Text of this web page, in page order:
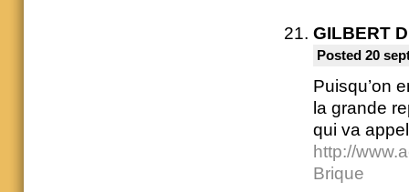
GILBERT
Posted 20
Puisqu’on
la grande
qui va
http://
Brique